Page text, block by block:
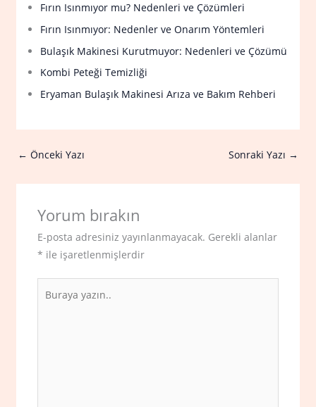
Fırın Isınmıyor mu? Nedenleri ve Çözümleri
Fırın Isınmıyor: Nedenler ve Onarım Yöntemleri
Bulaşık Makinesi Kurutmuyor: Nedenleri ve Çözümü
Kombi Peteği Temizliği
Eryaman Bulaşık Makinesi Arıza ve Bakım Rehberi
← Önceki Yazı Sonraki Yazı →
Yorum bırakın
E-posta adresiniz yayınlanmayacak. Gerekli alanlar
* ile işaretlenmişlerdir